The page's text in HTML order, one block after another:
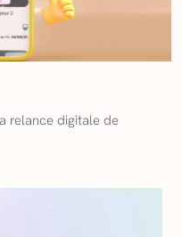
relance digitale de